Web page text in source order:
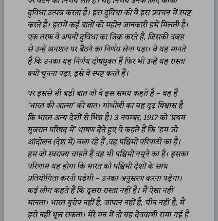
दुविधा उत्पन्न करता है। इस दुविधा को वे इस प्रवचन में स्पष्ट
करते हैं। इसमें कई बातों की महीन जानकारी हमें मिलती है।
एक तरफ वे अपनी दुविधा का जिक्र करते हैं,जिसकी वजह
से उन्हें अनशन पर बैठने का निर्णय लेना पड़ा। वे यह मानते
हैं कि उनका यह निर्णय दोषयुक्त है फिर भी उन्हें यह रास्ता
क्यों चुनना पड़ा,इसे वे स्पष्ट करते हैं।
पर इससे भी बड़ी बात जो वे इस समय कहते हैं – वह है
‘भारत की आत्मा’ की बात। गांधीजी का यह दृढ़ विश्वास है
कि भारत अन्य देशों से भिन्न है। 3 नवम्बर, 1917 को ‘प्रथम
गुजरात परिषद में’ भाषण देते हुए वे कहते हैं कि ‘हम जो
आंदोलन (देश में) चला रहे हैं ,वह पश्चिमी परिपाटी का है।
हम जो स्वराज्य चाहते हैं वह भी पश्चिमी नमूने का है। इसका
परिणाम यह होगा कि भारत को पश्चिमी देशों के साथ
प्रतियोगिता करनी पड़ेगी – उनका अनुसरण करना पड़ेगा।
कई लोग कहते हैं कि दूसरा रास्ता नहीं है। मैं ऐसा नहीं
मानता। भारत यूरोप नहीं है, जापान नहीं है, चीन नहीं है, मैं
इसे नहीं भूल सकता। मेरे मन में तो यह देववाणी समा गई है